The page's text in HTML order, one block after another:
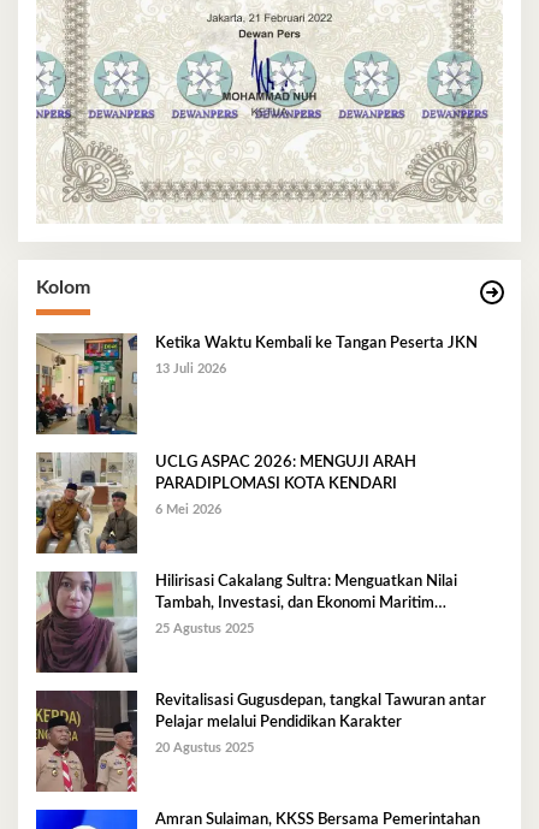
Kolom
Ketika Waktu Kembali ke Tangan Peserta JKN
13 Juli 2026
UCLG ASPAC 2026: MENGUJI ARAH
PARADIPLOMASI KOTA KENDARI
6 Mei 2026
Hilirisasi Cakalang Sultra: Menguatkan Nilai
Tambah, Investasi, dan Ekonomi Maritim
Berkelanjutan
25 Agustus 2025
Revitalisasi Gugusdepan, tangkal Tawuran antar
Pelajar melalui Pendidikan Karakter
20 Agustus 2025
Amran Sulaiman, KKSS Bersama Pemerintahan